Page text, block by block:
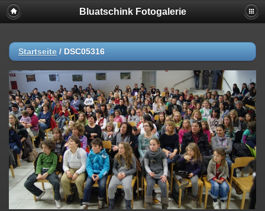
Bluatschink Fotogalerie
Startseite / DSC05316